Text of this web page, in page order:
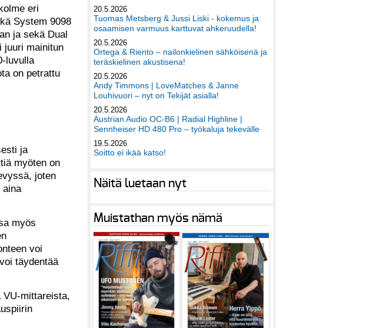
eri
System 9098
ja sekä Dual
juuri mainitun
luvulla
on petrattu
ja
myöten on
joten
myös
voi
täydentää
mittareista,
20.5.2026
Tuomas Metsberg & Jussi Liski - kokemus ja
osaamisen varmuus karttuvat ahkeruudella!
20.5.2026
Ortega & Riento – nailonkielinen sähköisenä ja
teräskielinen akustisena!
20.5.2026
Andy Timmons | LoveMatches & Janne
Louhivuori – nyt on Tekijät asialla!
20.5.2026
Austrian Audio OC-B6 | Radial Highline |
Sennheiser HD 480 Pro – työkaluja tekevälle
19.5.2026
Soitto ei ikää katso!
Näitä luetaan nyt
Muistathan myös nämä